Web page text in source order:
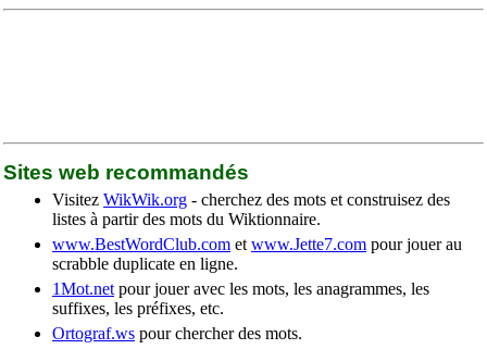
Sites web recommandés
Visitez WikWik.org - cherchez des mots et construisez des
listes à partir des mots du Wiktionnaire.
www.BestWordClub.com et www.Jette7.com pour jouer au
scrabble duplicate en ligne.
1Mot.net pour jouer avec les mots, les anagrammes, les
suffixes, les préfixes, etc.
Ortograf.ws pour chercher des mots.